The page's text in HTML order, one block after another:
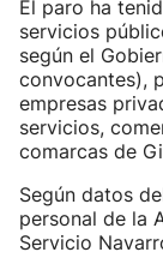
El paro ha
servicios
según el
convocantes),
empresas
servicios,
comarcas de
Según datos
personal de la
Servicio